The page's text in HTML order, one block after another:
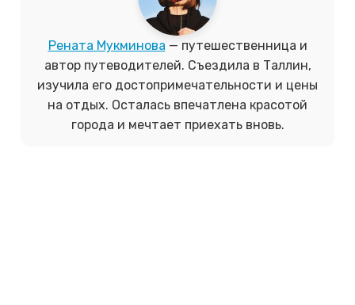
Рената Мукминова — путешественница и
автор путеводителей. Съездила в Таллин,
изучила его достопримечательности и цены
на отдых. Осталась впечатлена красотой
города и мечтает приехать вновь.